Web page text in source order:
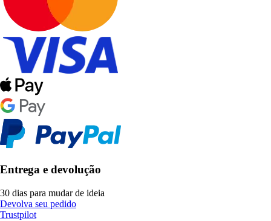
Entrega e devolução
30 dias para mudar de ideia
Devolva seu pedido
Trustpilot